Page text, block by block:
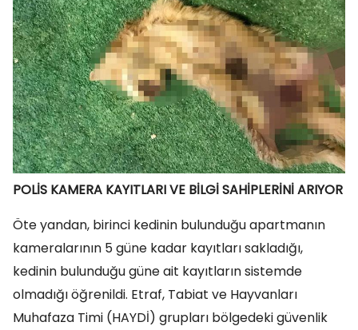
POLİS KAMERA KAYITLARI VE BİLGİ SAHİPLERİNİ ARIYOR
Öte yandan, birinci kedinin bulunduğu apartmanın
kameralarının 5 güne kadar kayıtları sakladığı,
kedinin bulunduğu güne ait kayıtların sistemde
olmadığı öğrenildi. Etraf, Tabiat ve Hayvanları
Muhafaza Timi (HAYDİ) grupları bölgedeki güvenlik